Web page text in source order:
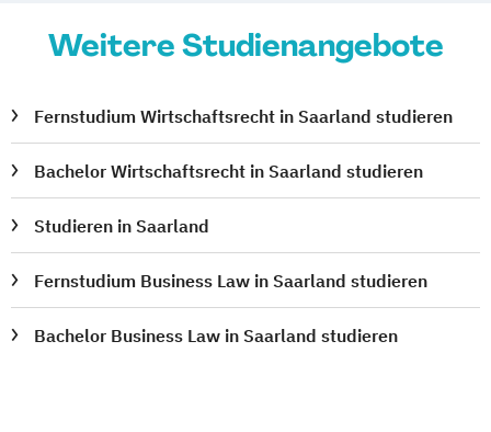
Weitere Studienangebote
Fernstudium Wirtschaftsrecht in Saarland studieren
Bachelor Wirtschaftsrecht in Saarland studieren
Studieren in Saarland
Fernstudium Business Law in Saarland studieren
Bachelor Business Law in Saarland studieren